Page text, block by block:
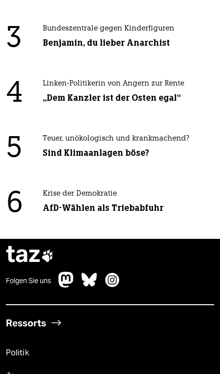
3 Bundeszentrale gegen Kinderfiguren
Benjamin, du lieber Anarchist
4 Linken-Politikerin von Angern zur Rente
„Dem Kanzler ist der Osten egal“
5 Teuer, unökologisch und krankmachend?
Sind Klimaanlagen böse?
6 Krise der Demokratie
AfD-Wählen als Triebabfuhr
taz
Folgen Sie uns
Ressorts
Politik